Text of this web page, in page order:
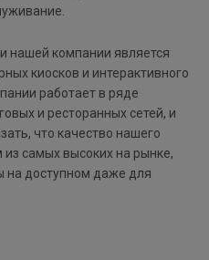
нашей компании является
киосков и интерактивного
работает в ряде
и ресторанных сетей, и
что качество нашего
самых высоких на рынке,
доступном даже для